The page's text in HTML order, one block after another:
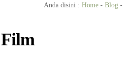
Anda disini : Home - Blog -